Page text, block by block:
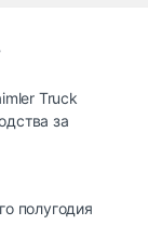
Truck
за
полугодия